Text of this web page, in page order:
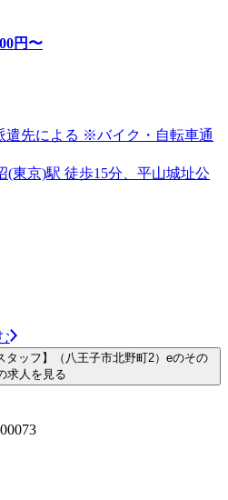
円〜
先による ※バイク・自転車通
(東京)駅 徒歩15分、平山城址公
タッフ】（八王子市北野町2）eのその
求人を見る